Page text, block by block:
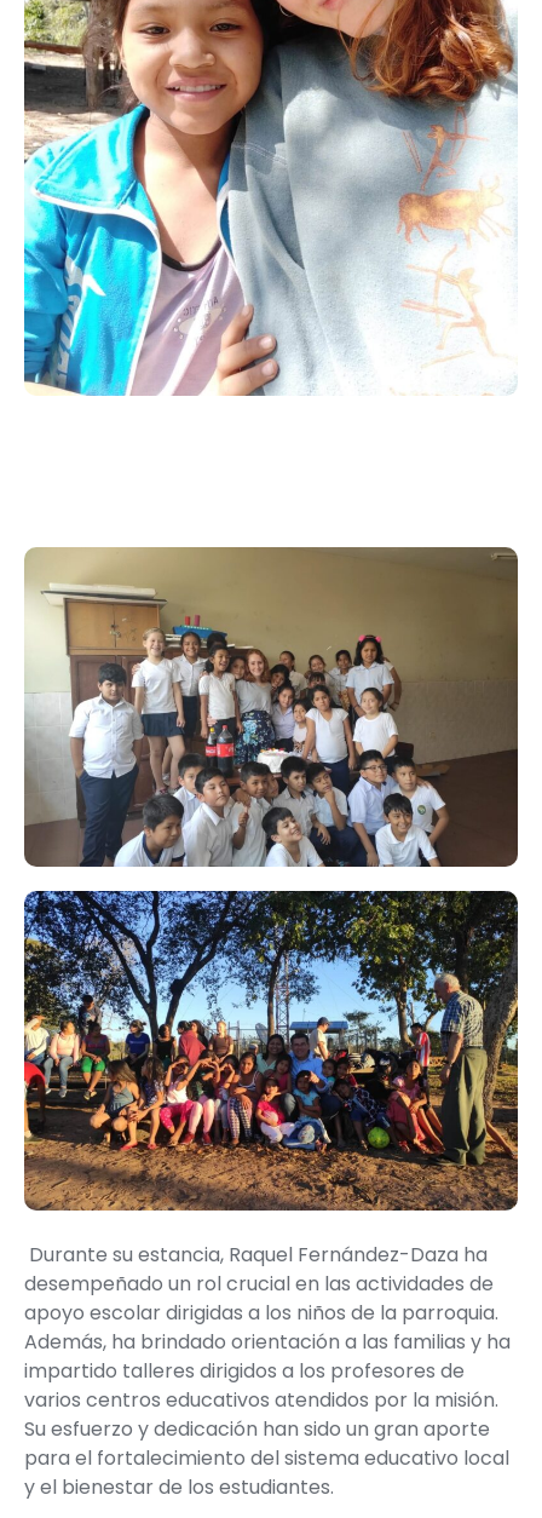
Durante su estancia, Raquel Fernández-Daza ha
desempeñado un rol crucial en las actividades de
apoyo escolardirigidas a los niños de la parroquia.
Además, ha brindado orientación a las familias y ha
impartido talleres dirigidos a los profesores de
varios centros educativos atendidos por la misión.
Su esfuerzo y dedicación han sido un gran aporte
para el fortalecimiento del sistema educativo local
y el bienestar de los estudiantes.